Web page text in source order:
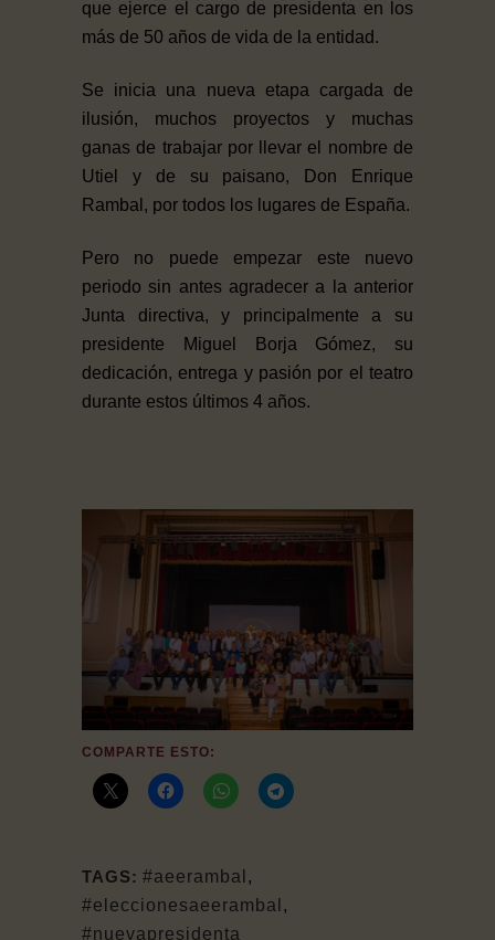
que ejerce el cargo de presidenta en los
más de 50 años de vida de la entidad.
Se inicia una nueva etapa cargada de
ilusión, muchos proyectos y muchas
ganas de trabajar por llevar el nombre de
Utiel y de su paisano, Don Enrique
Rambal, por todos los lugares de España.
Pero no puede empezar este nuevo
periodo sin antes agradecer a la anterior
Junta directiva, y principalmente a su
presidente Miguel Borja Gómez, su
dedicación, entrega y pasión por el teatro
durante estos últimos 4 años.
COMPARTE ESTO:
TAGS: #aeerambal ,
#eleccionesaeerambal ,
#nuevapresidenta